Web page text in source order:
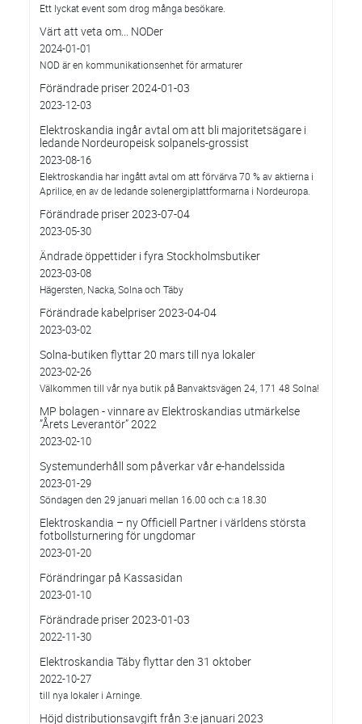
Ett lyckat event som drog många besökare.
Värt att veta om... NODer
2024-01-01
NOD är en kommunikationsenhet för armaturer
Förändrade priser 2024-01-03
2023-12-03
Elektroskandia ingår avtal om att bli majoritetsägare i
ledande Nordeuropeisk solpanels-grossist
2023-08-16
Elektroskandia har ingått avtal om att förvärva 70 % av aktierna i
Aprilice, en av de ledande solenergiplattformarna i Nordeuropa.
Förändrade priser 2023-07-04
2023-05-30
Ändrade öppettider i fyra Stockholmsbutiker
2023-03-08
Hägersten, Nacka, Solna och Täby
Förändrade kabelpriser 2023-04-04
2023-03-02
Solna-butiken flyttar 20 mars till nya lokaler
2023-02-26
Välkommen till vår nya butik på Banvaktsvägen 24, 171 48 Solna!
MP bolagen - vinnare av Elektroskandias utmärkelse
”Årets Leverantör” 2022
2023-02-10
Systemunderhåll som påverkar vår e-handelssida
2023-01-29
Söndagen den 29 januari mellan 16.00 och c:a 18.30
Elektroskandia – ny Officiell Partner i världens största
fotbollsturnering för ungdomar
2023-01-20
Förändringar på Kassasidan
2023-01-10
Förändrade priser 2023-01-03
2022-11-30
Elektroskandia Täby flyttar den 31 oktober
2022-10-27
till nya lokaler i Arninge.
Höjd distributionsavgift från 3:e januari 2023